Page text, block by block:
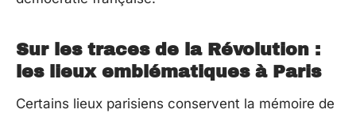
Sur les traces de la Révolution :
les lieux emblématiques à Paris
Certains lieux parisiens conservent la mémoire de